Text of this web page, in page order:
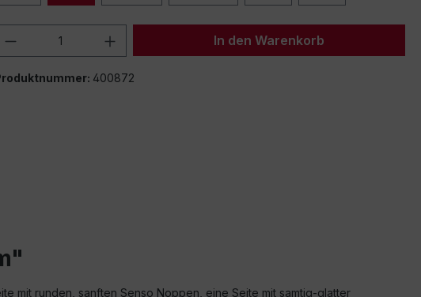
Produkt Anzahl: Gib den gewünschten Wert
In den Warenkorb
400872
mit runden, sanften Senso Noppen, eine Seite mit samtig-glatter